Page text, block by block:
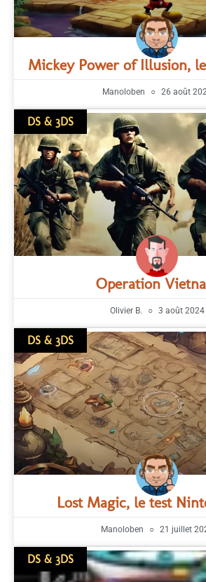
Mickey Power of Illusion,
Manoloben 26 août
DS & 3DS
Operation
Olivier B. 3 août 2024
DS & 3DS
Lost Magic, le test
Manoloben 21 juillet
DS & 3DS